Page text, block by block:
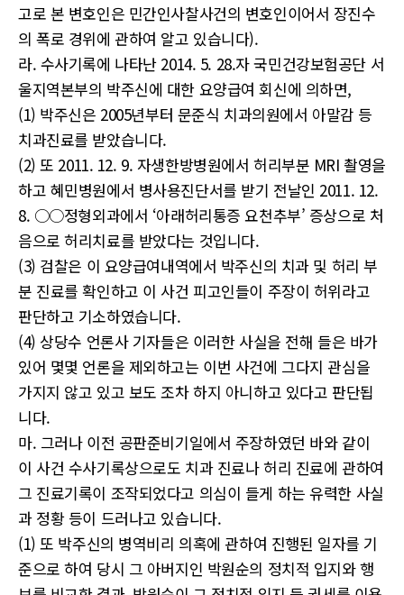
고로 본 변호인은 민간인사찰사건의 변호인이어서 장진수
의 폭로 경위에 관하여 알고 있습니다).
라. 수사기록에 나타난 2014. 5. 28.자 국민건강보험공단 서
울지역본부의 박주신에 대한 요양급여 회신에 의하면,
(1) 박주신은 2005년부터 문준식 치과의원에서 아말감 등
치과진료를 받았습니다.
(2) 또 2011. 12. 9. 자생한방병원에서 허리부분 MRI 촬영을
하고 혜민병원에서 병사용진단서를 받기 전날인 2011. 12.
8. ○○정형외과에서 ‘아래허리통증 요천추부’ 증상으로 처
음으로 허리치료를 받았다는 것입니다.
(3) 검찰은 이 요양급여내역에서 박주신의 치과 및 허리 부
분 진료를 확인하고 이 사건 피고인들이 주장이 허위라고
판단하고 기소하였습니다.
(4) 상당수 언론사 기자들은 이러한 사실을 전해 들은 바가
있어 몇몇 언론을 제외하고는 이번 사건에 그다지 관심을
가지지 않고 있고 보도 조차 하지 아니하고 있다고 판단됩
니다.
마. 그러나 이전 공판준비기일에서 주장하였던 바와 같이
이 사건 수사기록상으로도 치과 진료나 허리 진료에 관하여
그 진료기록이 조작되었다고 의심이 들게 하는 유력한 사실
과 정황 등이 드러나고 있습니다.
(1) 또 박주신의 병역비리 의혹에 관하여 진행된 일자를 기
준으로 하여 당시 그 아버지인 박원순의 정치적 입지와 행